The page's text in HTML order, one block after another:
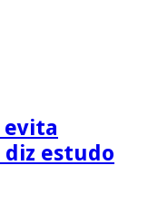
evita
diz estudo